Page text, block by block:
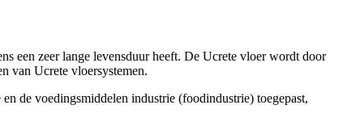
een zeer lange levensduur heeft. De Ucrete vloer wordt door
van Ucrete vloersystemen.
de voedingsmiddelen industrie (foodindustrie) toegepast,